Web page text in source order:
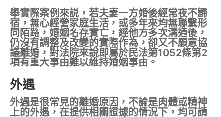
舉實際案例來説，若夫妻一方婚後經常夜不歸
宿，無心經營家庭生活，或多年來均無聯繫形
同陌路，婚姻名存實亡，經他方多次溝通後，
仍沒有調整及改變的實際作為，卻又不願意協
議離婚，對法院來說即屬於民法第1052條第2
項有重大事由難以維持婚姻事由。
外遇
外遇是很常見的離婚原因，不論是肉體或精神
上的外遇，在提供相關證據的情況下，均可請